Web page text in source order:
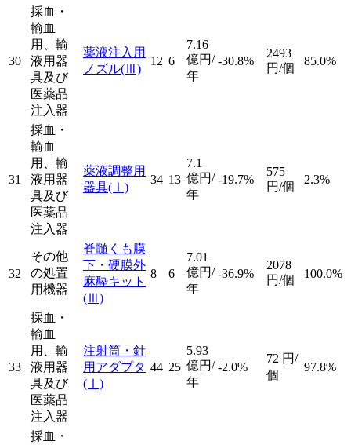
30
採血・
輸血
用、輸
液用器
具及び
医薬品
注入器
薬液注入用
ノズル(Ⅲ)
12 6
7.16
億円/
年
-30.8%
2493
円/個
85.0%
31
採血・
輸血
用、輸
液用器
具及び
医薬品
注入器
薬液調整用
器具(Ⅰ)
34 13
7.1
億円/
年
-19.7%
575
円/個
2.3%
32
その他
の処置
用機器
脊髄くも膜
下・硬膜外
麻酔キット
(Ⅲ)
8 6
7.01
億円/
年
-36.9%
2078
円/個
100.0%
33
採血・
輸血
用、輸
液用器
具及び
医薬品
注入器
注射筒・針
用アダプタ
(Ⅰ)
44 25
5.93
億円/
年
-2.0%
72 円/
個
97.8%
採血・